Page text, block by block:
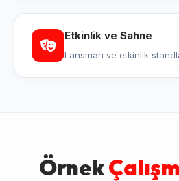
Etkinlik ve Sahne
Lansman ve etkinlik
Örnek